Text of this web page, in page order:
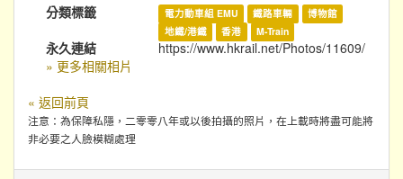
分類標籤
電力動車組 EMU 鐵路車輛
博物館
地鐵/港鐵
香港 M-Train
永久連結
https://www.hkrail.net/Photos/11609/
» 更多相關相片
« 返回前頁
注意：為保障私隱，二零零八年或以後拍攝的照片，在上載時將盡可能將
非必要之人臉模糊處理